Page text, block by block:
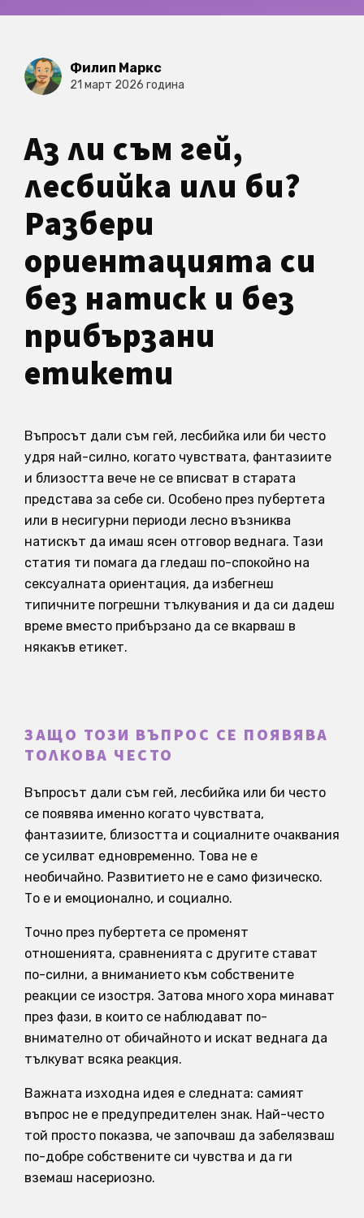
Филип Маркс
21 март 2026 година
Аз ли съм гей,
лесбийка или би?
Разбери
ориентацията си
без натиск и без
прибързани
етикети
Въпросът дали съм гей, лесбийка или би често
удря най-силно, когато чувствата, фантазиите
и близостта вече не се вписват в старата
представа за себе си. Особено през пубертета
или в несигурни периоди лесно възниква
натискът да имаш ясен отговор веднага. Тази
статия ти помага да гледаш по-спокойно на
сексуалната ориентация, да избегнеш
типичните погрешни тълкувания и да си дадеш
време вместо прибързано да се вкарваш в
някакъв етикет.
ЗАЩО ТОЗИ ВЪПРОС СЕ ПОЯВЯВА
ТОЛКОВА ЧЕСТО
Въпросът дали съм гей, лесбийка или би често
се появява именно когато чувствата,
фантазиите, близостта и социалните очаквания
се усилват едновременно. Това не е
необичайно. Развитието не е само физическо.
То е и емоционално, и социално.
Точно през пубертета се променят
отношенията, сравненията с другите стават
по-силни, а вниманието към собствените
реакции се изостря. Затова много хора минават
през фази, в които се наблюдават по-
внимателно от обичайното и искат веднага да
тълкуват всяка реакция.
Важната изходна идея е следната: самият
въпрос не е предупредителен знак. Най-често
той просто показва, че започваш да забелязваш
по-добре собствените си чувства и да ги
вземаш насериозно.